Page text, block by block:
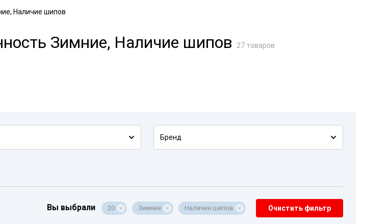
Наличие шипов
Зимние, Наличие шипов 27 товаров
Бренд
Вы выбрали 20 Зимние Наличие шипов Очистить фильтр